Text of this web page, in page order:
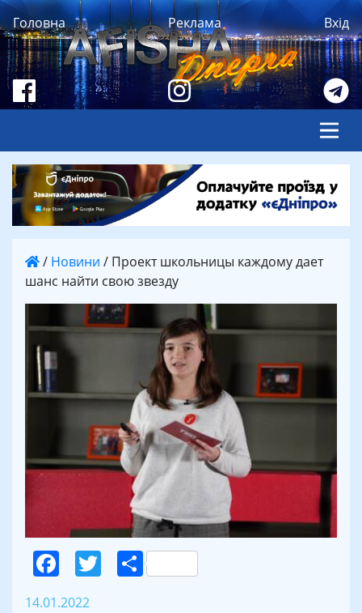
Головна Реклама Вхід
/ Новини / Проект школьницы каждому дает
шанс найти свою звезду
Facebook
Twitter
Поділитися
14.01.2022